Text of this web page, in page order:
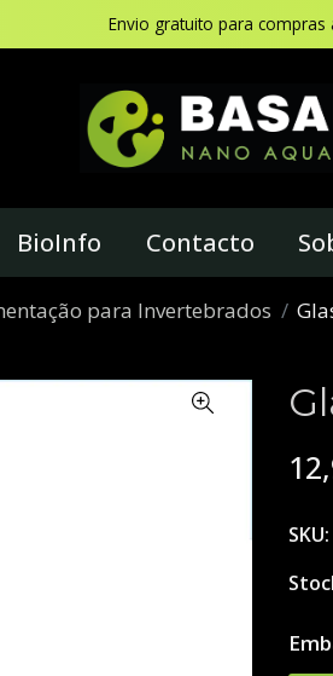
Envio gratuito para compras
BioInfo Contacto
para Invertebrados
SKU: